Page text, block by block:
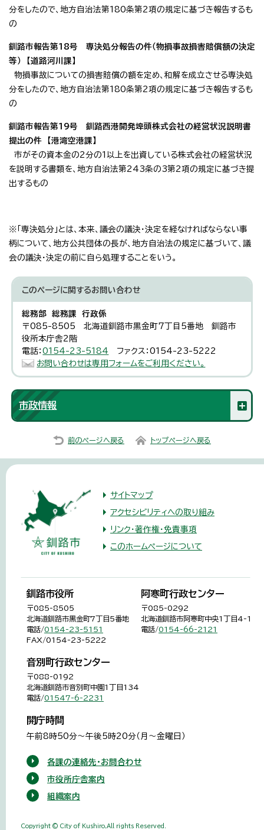
分をしたので、地方自治法第180条第2項の規定に基づき報告するも
の
釧路市報告第18号 専決処分報告の件（物損事故損害賠償額の決定
等） 【道路河川課】
物損事故についての損害賠償の額を定め、和解を成立させる専決処
分をしたので、地方自治法第180条第2項の規定に基づき報告するも
の
釧路市報告第19号 釧路西港開発埠頭株式会社の経営状況説明書
提出の件 【港湾空港課】
市がその資本金の2分の1以上を出資している株式会社の経営状況
を説明する書類を、地方自治法第243条の3第2項の規定に基づき提
出するもの
※「専決処分」とは、本来、議会の議決・決定を経なければならない事
柄について、地方公共団体の長が、地方自治法の規定に基づいて、議
会の議決・決定の前に自ら処理することをいう。
このページに関するお問い合わせ
総務部 総務課 行政係
〒085-8505 北海道釧路市黒金町7丁目5番地 釧路市
役所本庁舎2階
電話：0154-23-5184
ファクス：0154-23-5222
お問い合わせは専用フォームをご利用ください。
市政情報
前のページへ戻る トップページへ戻る
サイトマップ
アクセシビリティへの取り組み
リンク・著作権・免責事項
このホームページについて
釧路市役所
〒085-8505
北海道釧路市黒金町7丁目5番地
電話/0154-23-5151
FAX/0154-23-5222
阿寒町行政センター
〒085-0292
北海道釧路市阿寒町中央1丁目4-1
電話/0154-66-2121
音別町行政センター
〒088-0192
北海道釧路市音別町中園1丁目134
電話/01547-6-2231
開庁時間
午前8時50分～午後5時20分（月～金曜日）
各課の連絡先・お問合わせ
市役所庁舎案内
組織案内
Copyright © City of Kushiro,All rights Reserved.